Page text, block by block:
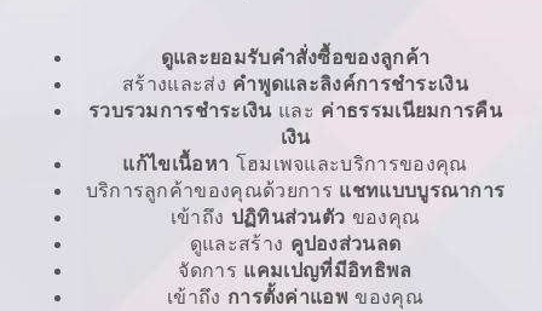
ดูและยอมรับคำสั่งซื้อของลูกค้า
สร้างและส่ง คำพูดและลิงค์การชำระเงิน
รวบรวมการชำระเงิน และ ค่าธรรมเนียมการคืน
เงิน
แก้ไขเนื้อหา โฮมเพจและบริการของคุณ
บริการลูกค้าของคุณด้วยการ แชทแบบบูรณาการ
เข้าถึง ปฏิทินส่วนตัว ของคุณ
ดูและสร้าง คูปองส่วนลด
จัดการ แคมเปญที่มีอิทธิพล
เข้าถึง การตั้งค่าแอพ ของคุณ